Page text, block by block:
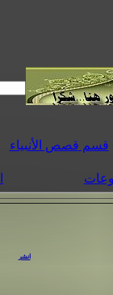
قسم قصص الأنبياء
انشر